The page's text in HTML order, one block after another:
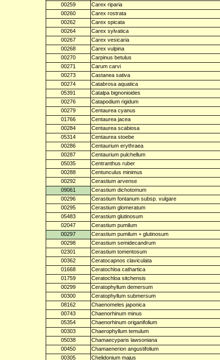
00259
Carex riparia
00260
Carex rostrata
00262
Carex spicata
00264
Carex sylvatica
00267
Carex vesicaria
00268
Carex vulpina
00270
Carpinus betulus
00271
Carum carvi
00273
Castanea sativa
00274
Catabrosa aquatica
05391
Catalpa bignonioides
00276
Catapodium rigidum
00279
Centaurea cyanus
01766
Centaurea jacea
00284
Centaurea scabiosa
05314
Centaurea stoebe
00286
Centaurium erythraea
00287
Centaurium pulchellum
05035
Centranthus ruber
00288
Centunculus minimus
00292
Cerastium arvense
09061
Cerastium dichotomum
00296
Cerastium fontanum subsp. vulgare
00295
Cerastium glomeratum
05483
Cerastium glutinosum
02047
Cerastium pumilum
00297
Cerastium pumilum + glutinosum
00298
Cerastium semidecandrum
02301
Cerastium tomentosum
00362
Ceratocapnos claviculata
01668
Ceratochloa cathartica
01759
Ceratochloa sitchensis
00299
Ceratophyllum demersum
00300
Ceratophyllum submersum
08162
Chaenomeles japonica
00743
Chaenorhinum minus
05354
Chaenorhinum origanifolium
00303
Chaerophyllum temulum
05038
Chamaecyparis lawsoniana
00450
Chamaenerion angustifolium
00305
Chelidonium majus